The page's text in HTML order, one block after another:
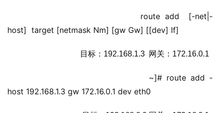
route add  [-net|-
host]  target [netmask Nm] [gw Gw] [[dev] If]
目标：192.168.1.3  网关：172.16.0.1
~]# route add -
host 192.168.1.3 gw 172.16.0.1 dev eth0